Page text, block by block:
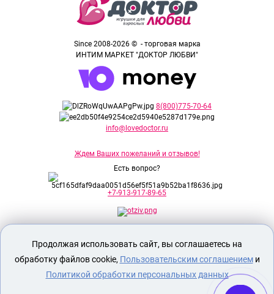
Since 2008-2026 © - торговая марка
ИНТИМ МАРКЕТ "ДОКТОР ЛЮБВИ"
8(800)775-70-64
info@lovedoctor.ru
Ждем Ваших пожеланий и отзывов!
Есть вопрос?
+7-913-917-89-65
исключительно для лиц старше 18 лет!
Евразийского соответствия.
Продолжая использовать сайт, вы соглашаетесь на
обработку файлов cookie, Пользовательским соглашениеми
Политикой обработки персональных данных